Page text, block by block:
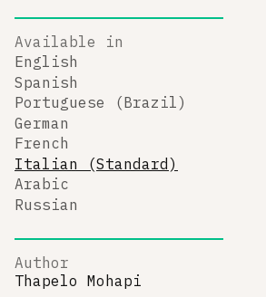
Available in
English
Spanish
Portuguese (Brazil)
German
French
Italian (Standard)
Arabic
Russian
Author
Thapelo Mohapi